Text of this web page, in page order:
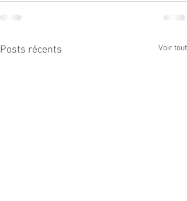
Posts récents Voir tout